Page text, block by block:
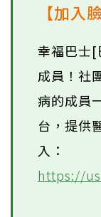
【加入
幸福巴士
成員！社
病的成員
台，提供
入：
https://